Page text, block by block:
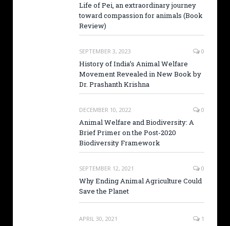
Life of Pei, an extraordinary journey
toward compassion for animals (Book
Review)
SEPTEMBER 3, 2023 0
History of India’s Animal Welfare
Movement Revealed in New Book by
Dr. Prashanth Krishna
DECEMBER 10, 2022 0
Animal Welfare and Biodiversity: A
Brief Primer on the Post-2020
Biodiversity Framework
SEPTEMBER 12, 2021 0
Why Ending Animal Agriculture Could
Save the Planet
APRIL 30, 2021 1